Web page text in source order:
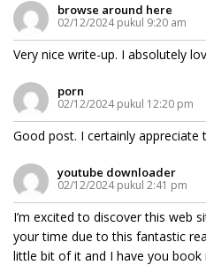
browse around here
02/12/2024 pukul 9:20 am
Very nice write-up. I absolutely
porn
02/12/2024 pukul 12:20 pm
Good post. I certainly appreciate
youtube downloader
02/12/2024 pukul 2:41 pm
I’m excited to discover this web
your time due to this fantastic
little bit of it and I have you